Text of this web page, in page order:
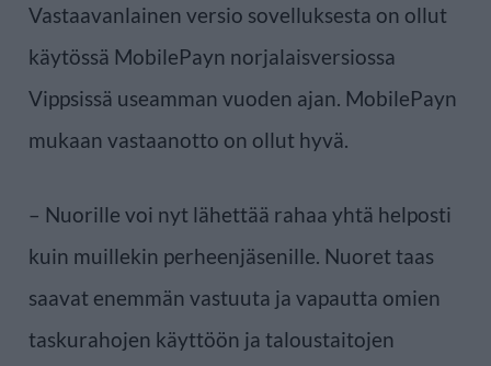
Vastaavanlainen versio sovelluksesta on ollut
käytössä MobilePayn norjalaisversiossa
Vippsissä useamman vuoden ajan. MobilePayn
mukaan vastaanotto on ollut hyvä.
– Nuorille voi nyt lähettää rahaa yhtä helposti
kuin muillekin perheenjäsenille. Nuoret taas
saavat enemmän vastuuta ja vapautta omien
taskurahojen käyttöön ja taloustaitojen